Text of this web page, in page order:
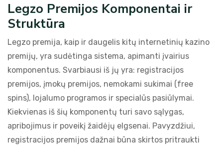
Legzo Premijos Komponentai ir
Struktūra
Legzo premija, kaip ir daugelis kitų internetinių kazino
premijų, yra sudėtinga sistema, apimanti įvairius
komponentus. Svarbiausi iš jų yra: registracijos
premijos, įmokų premijos, nemokami sukimai (free
spins), lojalumo programos ir specialūs pasiūlymai.
Kiekvienas iš šių komponentų turi savo sąlygas,
apribojimus ir poveikį žaidėjų elgsenai. Pavyzdžiui,
registracijos premijos dažnai būna skirtos pritraukti